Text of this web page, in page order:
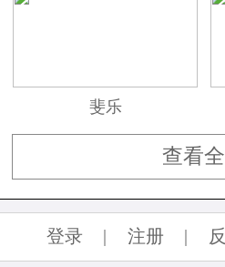
斐乐
查看
登录 注册